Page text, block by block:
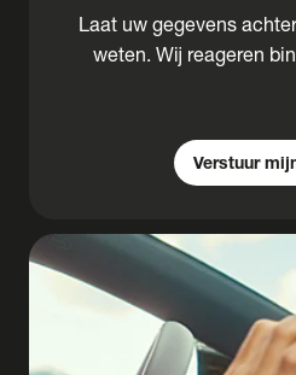
Laat uw gegevens
weten. Wij reageren
Verstuur